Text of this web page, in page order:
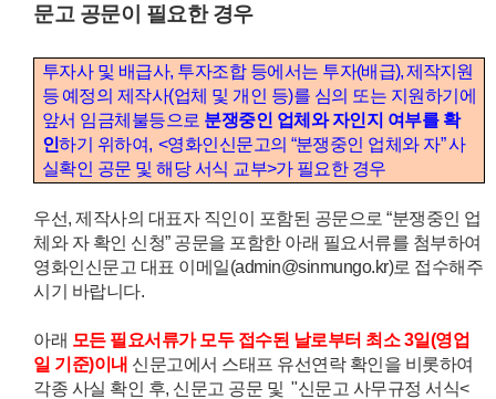
문고 공문이 필요한 경우
투자사 및 배급사, 투자조합 등에서는 투자(배급), 제작지원
등 예정의 제작사(업체 및 개인 등)를 심의 또는 지원하기에
앞서 임금체불등으로 분쟁중인 업체와 자인지 여부를 확
인하기 위하여, <영화인신문고의“분쟁중인 업체와 자”사
실확인 공문 및 해당 서식 교부>가필요한 경우
우선, 제작사의 대표자 직인이 포함된 공문으로 “분쟁중인 업
체와 자 확인 신청” 공문을 포함한 아래 필요서류를 첨부하여
영화인신문고 대표 이메일(admin@sinmungo.kr)로 접수해주
시기 바랍니다.
아래 모든 필요서류가 모두 접수된 날로부터 최소 3일(영업
일 기준)이내 신문고에서 스태프 유선연락 확인을 비롯하여
각종 사실 확인 후, 신문고 공문 및 "신문고 사무규정 서식<